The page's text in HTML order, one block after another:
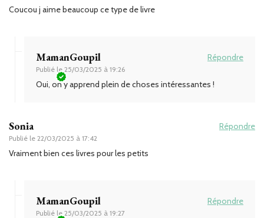
Coucou j aime beaucoup ce type de livre
MamanGoupil
Publié le 25/03/2025 à 19:26
Répondre
Oui, on y apprend plein de choses intéressantes !
Sonia
Publié le 22/03/2025 à 17:42
Répondre
Vraiment bien ces livres pour les petits
MamanGoupil
Publié le 25/03/2025 à 19:27
Répondre